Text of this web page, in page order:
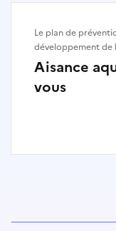
Aisance
vous
Le plan de
développement de